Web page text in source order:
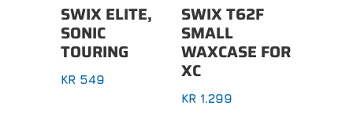
SWIX ELITE,
SONIC
TOURING
KR549
SWIX T62F
SMALL
WAXCASE FOR
XC
KR1.299